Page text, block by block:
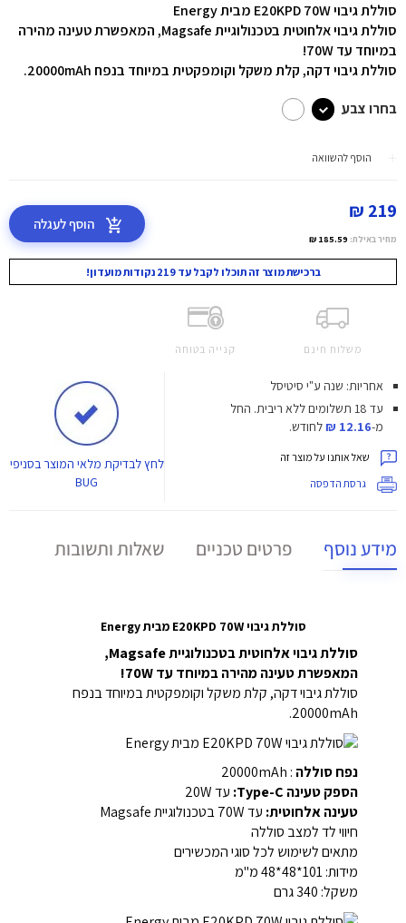
סוללת גיבוי E20KPD 70W מבית
Energy
סוללת גיבוי אלחוטית בטכנולוגיית Magsafe, המאפשרת טעינה מהירה
במיוחד עד 70W!
סוללת גיבוי דקה, קלת משקל וקומפקטית במיוחד בנפח 20000mAh.
בחרו צבע
הוסף להשוואה
219 ₪
מחיר באילת: 185.59 ₪
הוסף לעגלה
ברכישת מוצר זה תוכלו לקבל עד 219 נקודות מועדון!
משלוח חינם קנייה בטוחה
אחריות: שנה ע"י סיטיסל
עד 18 תשלומים ללא ריבית.
החל
מ-12.16 ₪ לחודש.
שאל אותנו על מוצר זה
גרסת הדפסה
לחץלבדיקת מלאי המוצר בסניפי
BUG
מידע נוסף פרטים טכניים שאלות ותשובות
סוללת גיבוי E20KPD 70W מבית Energy
סוללת גיבוי אלחוטית בטכנולוגיית Magsafe,
המאפשרת טעינה מהירה במיוחד עד 70W!
סוללת גיבוי דקה, קלת משקל וקומפקטית במיוחד בנפח
20000mAh.
נפח סוללה : 20000mAh
הספק טעינה Type-C:
עד 20W
טעינה אלחוטית: עד 70W בטכנולוגיית Magsafe
חיווי לד למצב סוללה
מתאים לשימוש לכל סוגי המכשירים
מידות: 101*48*48 מ"מ
משקל: 340 גרם